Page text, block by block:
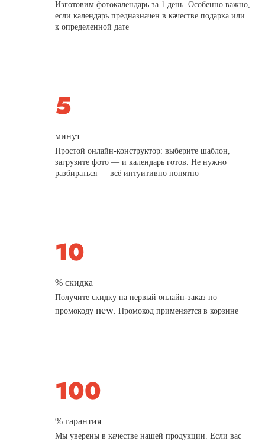
Изготовим фотокалендарь за 1 день. Особенно важно,
если календарь предназначен в качестве подарка или
к определенной дате
минут
Простой онлайн-конструктор: выберите шаблон,
загрузите фото — и календарь готов. Не нужно
разбираться — всё интуитивно понятно
% скидка
Получите скидку на первый онлайн-заказ по
промокодуnew. Промокод применяется в корзине
% гарантия
Мы уверены в качестве нашей продукции. Если вас